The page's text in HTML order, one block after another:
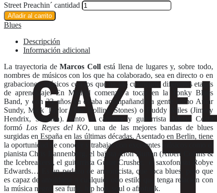
Street Preachin´ cantidad
Añadir al carrito
Blues
Descripción
Información adicional
La trayectoria deMarcos Coll está llena de lugares y, sobre todo,
nombres de músicos con los que ha colaborado, sea en directo o en
grabaciones, músicos con los que ha ido cubriendo diferentes etapas
de aprendizaje. En Madrid comenzó a tocar en la Tonky Blues
Band, y con 23 años ya estaba acompañando a gente como Amar
Sundy, Mick Taylor (The Rolling Stones) o Buddy Miles (Jimmy
Hendrix, Santana). Junto al cantante y guitarrista Adrian Costa
formó Los Reyes del KO, una de las mejores bandas de blues
surgidas en España en las últimas décadas. Asentado en Berlin, tiene
la oportunidad de conocer y trabajar con excelentes músicos como el
pianista Chris Rannenberg, el bajista Aron Burton (Albert Collins &
the Icebreakers), el guitarrista Guitar Crusher, el saxofonista Robye
Edwards… Es un pedazo de armonicista, que toca blues, pero que
es capaz de amoldarse a cualquier otro estilo que tenga relación con
la música negra, sea funk, hip hop, soul o afrofunk.